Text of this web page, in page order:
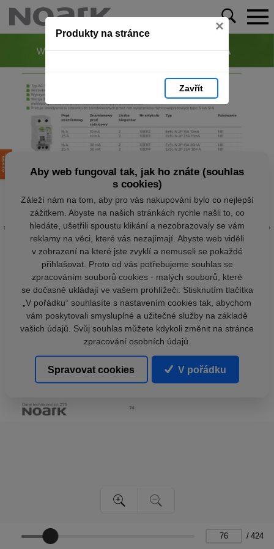
Produkty na stránce ×
Zavřít
/ 424
Aby web fungoval tak, jak ho znáte (souhlas
s cookies)
Záleží nám na tom, aby pro vás nakupování bylo co nejlepší
zážitkem. Abyste na našich stránkách rychle našli to, co
hledáte, ušetřili spoustu klikání a nezobrazovaly se vám
reklamy na věci, které vás nezajímají. Abyste web viděli
v zobrazení na které jste zvyklí a nemuseli se pokaždé
přihlašovat. Proto od vás potřebujeme souhlas se
zpracováním souborů cookies - malých souborů, které
se dočasně ukládají ve vašem prohlížeči. Stisknutím tlačítka
„V pořádku“ souhlasíte s nastavením cookies tak, abychom
vám poskytovali smysluplné a užitečné služby na základě
vašich údajů. Svůj souhlas můžete kdykoli změnit na stránce
zpracování osobních údajů.
Spravovat cookies V pořádku